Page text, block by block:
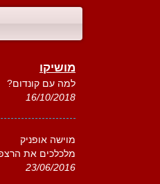
מושיקו
למה עם קונדום?
16/10/2018
מוישה אופניק
מלכלכים את
23/06/2016